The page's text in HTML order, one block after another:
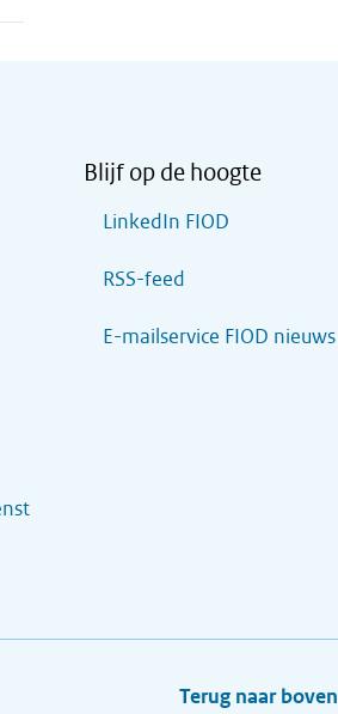
Blijf op de hoogte
LinkedIn FIOD
RSS-feed
E-mailservice FIOD nieuws
Terug naar boven